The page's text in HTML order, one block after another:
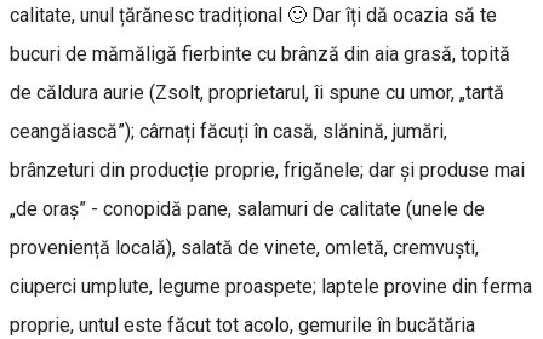
calitate, unul țărănesc tradițional 🙂 Dar îți dă ocazia să te
bucuri de mămăligă fierbinte cu brânză din aia grasă, topită
de căldura aurie (Zsolt, proprietarul, îi spune cu umor, „tartă
ceangăiască”); cârnați făcuți în casă, slănină, jumări,
brânzeturi din producție proprie, frigănele; dar și produse mai
„de oraș” - conopidă pane, salamuri de calitate (unele de
proveniență locală), salată de vinete, omletă, cremvuști,
ciuperci umplute, legume proaspete; laptele provine din ferma
proprie, untul este făcut tot acolo, gemurile în bucătăria